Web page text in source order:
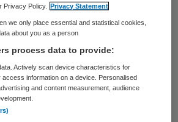
2018
zorg drukt kosten
Privacy Policy.
Privacy Statement
we only place essential and statistical cookies,
about you as a person
process data to provide:
Actively scan device characteristics for
access information on a device. Personalised
and content measurement, audience